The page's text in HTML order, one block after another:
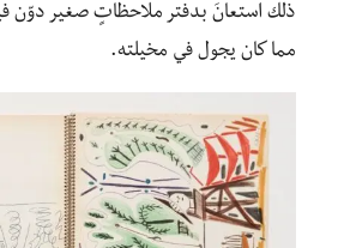
ذلك استعانَ بدفتر ملاحظاتٍ صغير دوّن
مما كان يجول في مخيلته.